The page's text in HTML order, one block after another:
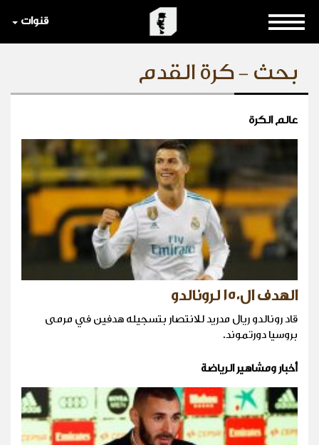
قنوات
بحث - كرة القدم
عالم الكرة
الهدف ال١٥٠ لرونالدو
قاد رونالدو ريال مدريد للانتصار بتسجيله هدفين في مرمى
بروسيا دورتموند.
أخبار ومشاهير الرياضة